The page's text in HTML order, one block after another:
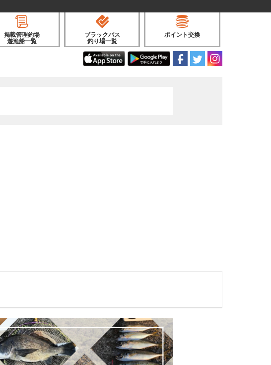
掲載管理釣場
遊漁船一覧
ブラックバス
釣り場一覧
ポイント交換